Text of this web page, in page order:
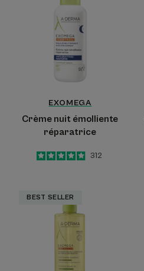
émolliente
réparatrice
EXOMEGA
Crème nuit émolliente
réparatrice
5
/
5
312
lavante
émolliente
anti-
grattage
BEST SELLER